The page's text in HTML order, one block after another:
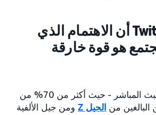
4. يثبت Twitch أن الاهتمام الذي
هو قوة خارقة
أظهرت خدمة البث المباشر - حيث أكثر من 70% من
من الجيل Z
ومن جيل الألفية